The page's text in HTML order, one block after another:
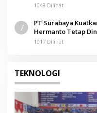
1048 Dilihat
7
PT Surabaya
Hermanto Tetap
Pamolokan
1017 Dilihat
TEKNOLOGI